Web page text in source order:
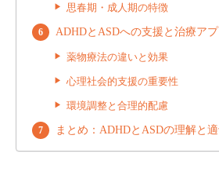
思春期・成人期の特徴
ADHDとASDへの支援と治療ア
薬物療法の違いと効果
心理社会的支援の重要性
環境調整と合理的配慮
まとめ：ADHDとASDの理解と